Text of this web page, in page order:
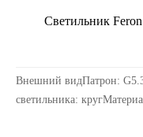
Светильник
Внешний видПатрон:
светильника: